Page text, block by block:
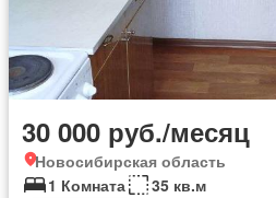
30 000 руб./месяц
Новосибирская область
1 Комната
35 кв.м